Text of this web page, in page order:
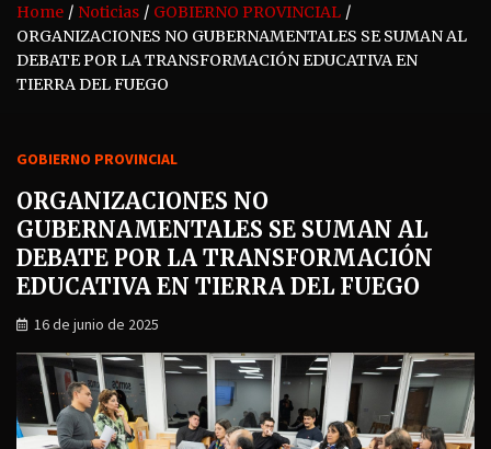
Home Noticias
GOBIERNO PROVINCIAL
ORGANIZACIONES NO GUBERNAMENTALES SE SUMAN AL
DEBATE POR LA TRANSFORMACIÓN EDUCATIVA EN
TIERRA DEL FUEGO
GOBIERNO PROVINCIAL
ORGANIZACIONES NO
GUBERNAMENTALES SE SUMAN AL
DEBATE POR LA TRANSFORMACIÓN
EDUCATIVA EN TIERRA DEL FUEGO
16 de junio de 2025